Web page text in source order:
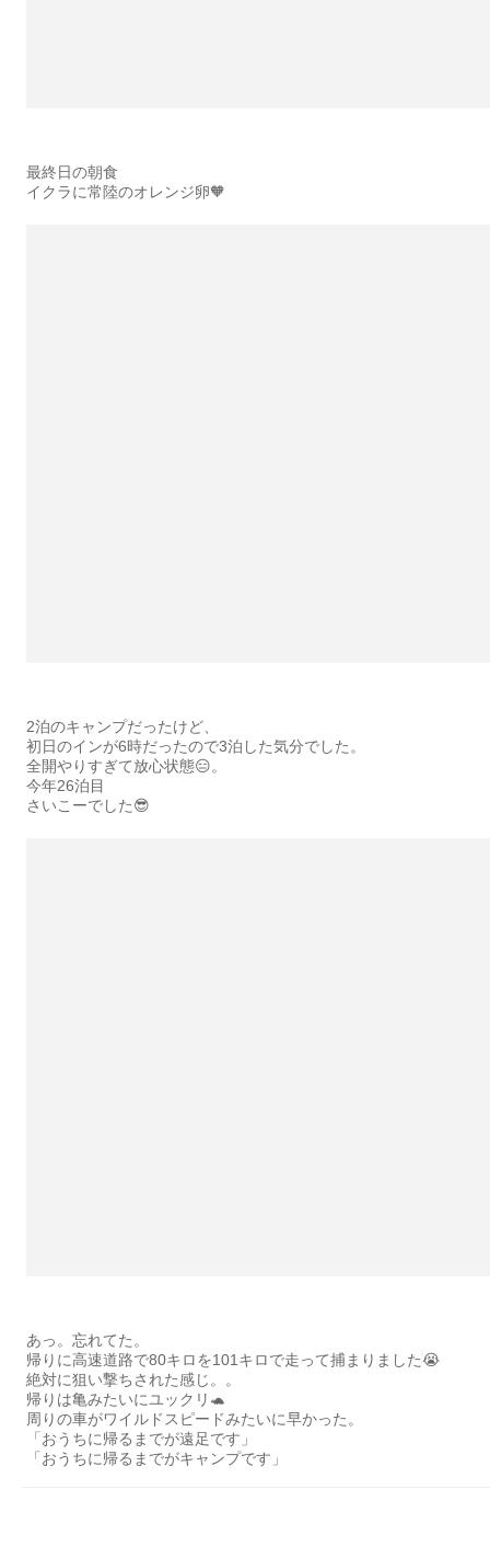
最終日の朝食
イクラに常陸のオレンジ卵🧡
2泊のキャンプだったけど、
初日のインが6時だったので3泊した気分でした。
全開やりすぎて放心状態😑。
今年26泊目
さいこーでした😎
あっ。忘れてた。
帰りに高速道路で80キロを101キロで走って捕まりました😭
絶対に狙い撃ちされた感じ。。
帰りは亀みたいにユックリ🐢
周りの車がワイルドスピードみたいに早かった。
「おうちに帰るまでが遠足です」
「おうちに帰るまでがキャンプです」